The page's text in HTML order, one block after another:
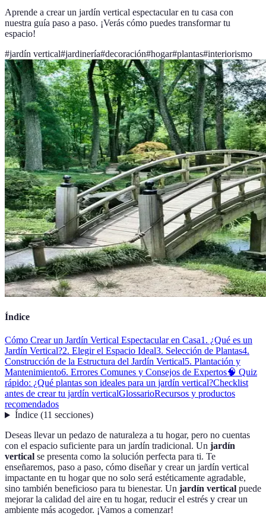
Aprende a crear un jardín vertical espectacular en tu casa con
nuestra guía paso a paso. ¡Verás cómo puedes transformar tu
espacio!
#jardín vertical#jardinería#decoración#hogar#plantas#interiorismo
Índice
Cómo Crear un Jardín Vertical Espectacular en Casa1. ¿Qué es un
Jardín Vertical?2. Elegir el Espacio Ideal3. Selección de Plantas4.
Construcción de la Estructura del Jardín Vertical5. Plantación y
Mantenimiento6. Errores Comunes y Consejos de Expertos🧠 Quiz
rápido: ¿Qué plantas son ideales para un jardín vertical?Checklist
antes de crear tu jardín verticalGlossarioRecursos y productos
recomendados
Índice(11 secciones)
Deseas llevar un pedazo de naturaleza a tu hogar, pero no cuentas
con el espacio suficiente para un jardín tradicional. Un jardín
vertical se presenta como la solución perfecta para ti. Te
enseñaremos, paso a paso, cómo diseñar y crear un jardín vertical
impactante en tu hogar que no solo será estéticamente agradable,
sino también beneficioso para tu bienestar. Un jardín vertical puede
mejorar la calidad del aire en tu hogar, reducir el estrés y crear un
ambiente más acogedor. ¡Vamos a comenzar!